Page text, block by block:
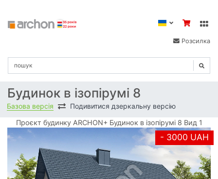
Розсилка
Будинок в ізопірумі 8
Базова версія Подивитися дзеркальну версію
Проєкт будинку ARCHON+ Будинок в ізопірумі 8 Вид 1
- 3000 UAH